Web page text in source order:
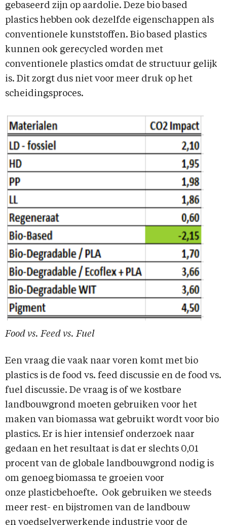
gebaseerd zijn op aardolie. Deze bio based
plastics hebben ook dezelfde eigenschappen als
conventionele kunststoffen. Bio based plastics
kunnen ook gerecycled worden met
conventionele plastics omdat de structuur gelijk
is. Dit zorgt dus niet voor meer druk op het
scheidingsproces.
Food vs. Feed vs. Fuel
Een vraag die vaak naar voren komt met bio
plastics is de food vs. feed discussie en de food vs.
fuel discussie. De vraag is of we kostbare
landbouwgrond moeten gebruiken voor het
maken van biomassa wat gebruikt wordt voor bio
plastics. Er is hier intensief onderzoek naar
gedaan en het resultaat is dat er slechts 0,01
procent van de globale landbouwgrond nodig is
om genoeg biomassa te groeien voor
onze plasticbehoefte. Ook gebruiken we steeds
meer rest- en bijstromen van de landbouw
en voedselverwerkende industrie voor de